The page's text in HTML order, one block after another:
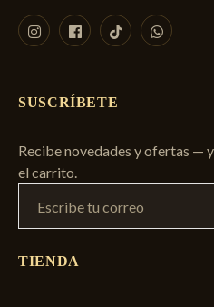
SUSCRÍBETE
Recibe novedades y ofertas —
el carrito.
TIENDA